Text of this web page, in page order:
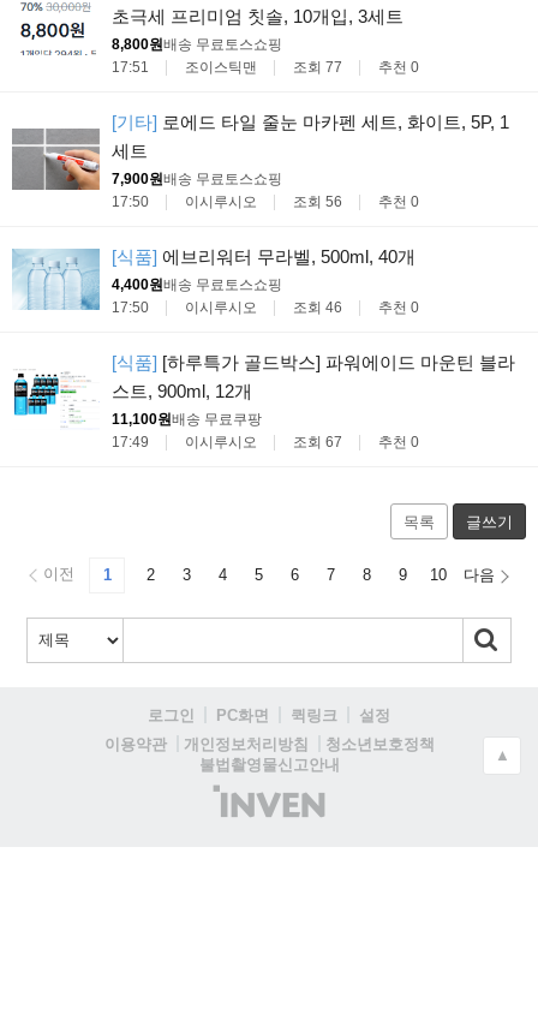
초극세 프리미엄 칫솔, 10개입, 3세트
8,800원배송 무료토스쇼핑
17:51
조이스틱맨 조회 77 추천 0
[기타] 로에드 타일 줄눈 마카펜 세트, 화이트, 5P, 1
세트
7,900원배송 무료토스쇼핑
17:50
이시루시오 조회 56 추천 0
[식품] 에브리워터 무라벨, 500ml, 40개
4,400원배송 무료토스쇼핑
17:50
이시루시오 조회 46 추천 0
[식품] [하루특가 골드박스] 파워에이드 마운틴 블라
스트, 900ml, 12개
11,100원배송 무료쿠팡
17:49
이시루시오 조회 67 추천 0
목록 글쓰기
이전 1 2 3 4 5 6 7 8 9 10 다음
로그인 PC화면 퀵링크
설정
이용약관
개인정보처리방침
청소년보호정책
불법촬영물신고안내
(주)
인
▲